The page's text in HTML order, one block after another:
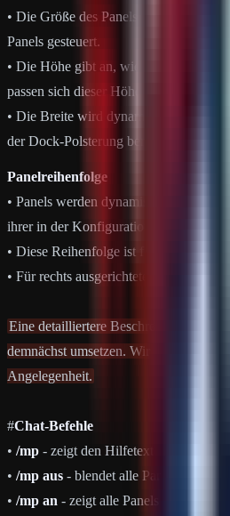
• Die Größe des Panels wird durch
Panels gesteuert.
• Die Höhe gibt an, wie hoch das
passen sich dieser Höhe an.
• Die Breite wird dynamisch auf Basis
der Dock-Polsterung berechnet.
Panelreihenfolge
• Panels werden dynamisch in ein
ihrer in der Konfiguration festgelegten
• Diese Reihenfolge ist für links und
• Für rechts ausgerichtete Docks ist
Eine detailliertere Beschreibung der
demnächst umsetzen. Wir bitten um
Angelegenheit.
#Chat-Befehle
• /mp - zeigt den Hilfetext für Magic
• /mp aus - blendet alle Panels für den
• /mp an - zeigt alle Panels dem